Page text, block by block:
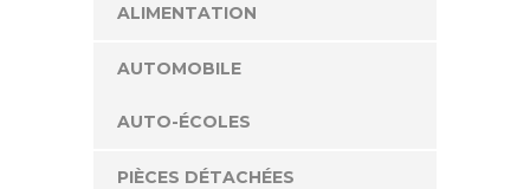
ALIMENTATION
AUTOMOBILE
AUTO-ÉCOLES
PIÈCES DÉTACHÉES